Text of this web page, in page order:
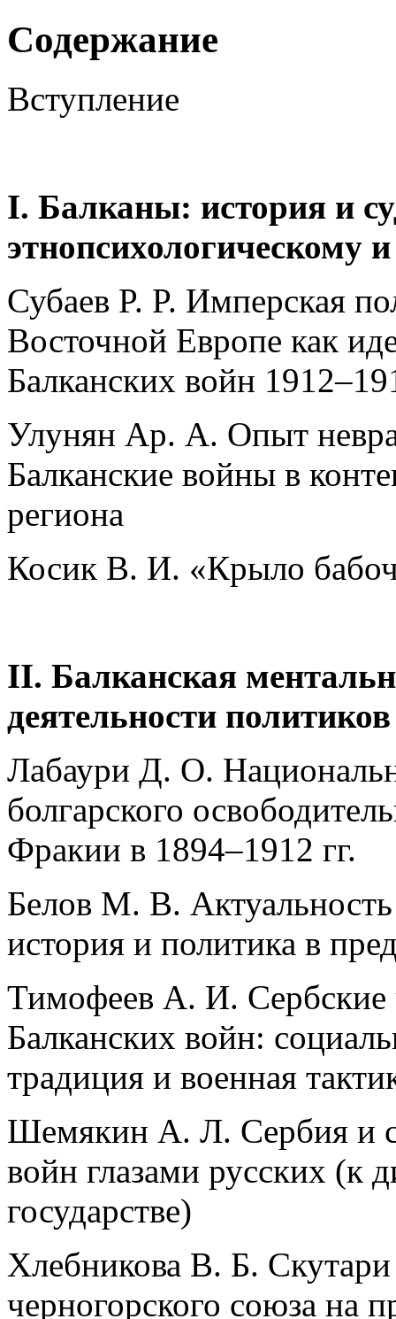
Содержание
Вступление
I. Балканы: история и
этнопсихологическому
Субаев P. P. Имперская
Восточной Европе как
Балканских войн
Улунян Ар. А. Опыт
Балканские войны в
региона
Косик В. И. «Крыло
II. Балканская
деятельности
Лабаури Д. О.
болгарского
Фракии в 1894–1912 гг.
Белов М. В.
история и политика в
Тимофеев А. И. Сербские
Балканских войн:
традиция и военная
Шемякин А. Л. Сербия и
войн глазами русских (к
государстве)
Хлебникова В. Б. Скутари
черногорского союза на